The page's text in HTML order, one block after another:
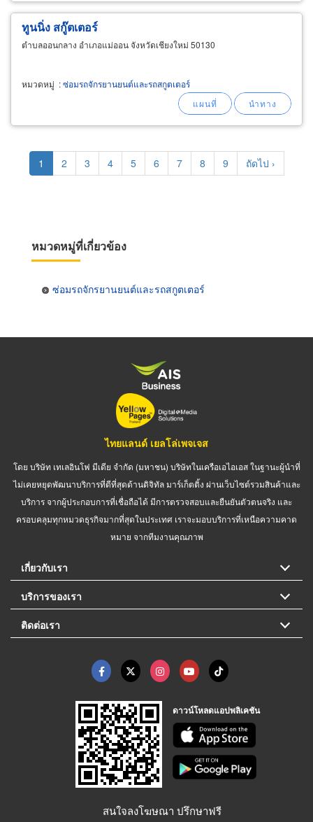
ทูนนิ่ง สกู๊ตเตอร์
ตำบลออนกลาง อำเภอแม่ออน จังหวัดเชียงใหม่ 50130
หมวดหมู่ :ซ่อมรถจักรยานยนต์และรถสกูตเตอร์
Pagination
Current
page
1 Page
2 Page
3 Page
4 Page
5 Page
6 Page
7 Page
8 Page
9
Next
page
ถัดไป ›
หมวดหมู่ที่เกี่ยวข้อง
ซ่อมรถจักรยานยนต์และรถสกูตเตอร์
ไทยแลนด์ เยลโล่เพจเจส
โดย บริษัท เทเลอินโฟ มีเดีย จำกัด (มหาชน) บริษัทในเครือเอไอเอส ในฐานะผู้นำที่
ไม่เคยหยุดพัฒนาบริการที่ดีที่สุดด้านดิจิทัล มาร์เก็ตติ้ง ผ่านเว็บไซต์รวมสินค้าและ
บริการ จากผู้ประกอบการที่เชื่อถือได้ มีการตรวจสอบและยืนยันตัวตนจริง และ
ครอบคลุมทุกหมวดธุรกิจมากที่สุดในประเทศ เราจะมอบบริการที่เหนือความคาด
หมาย จากทีมงานคุณภาพ
เกี่ยวกับเรา
บริการของเรา
ติดต่อเรา
ดาวน์โหลดแอปพลิเคชัน
สนใจลงโฆษณา ปรึกษาฟรี